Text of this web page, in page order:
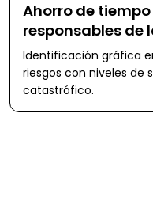
Ahorro de
responsables de
Identificación gráfica
riesgos con niveles de
catastrófico.